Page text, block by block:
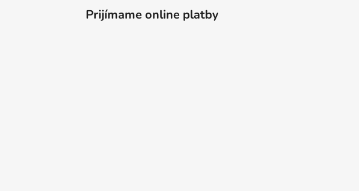
Prijímame online platby